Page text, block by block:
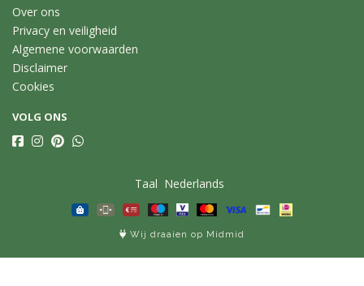
Over ons
Privacy en veiligheid
Algemene voorwaarden
Disclaimer
Cookies
VOLG ONS
Taal
Wij draaien op Midmid